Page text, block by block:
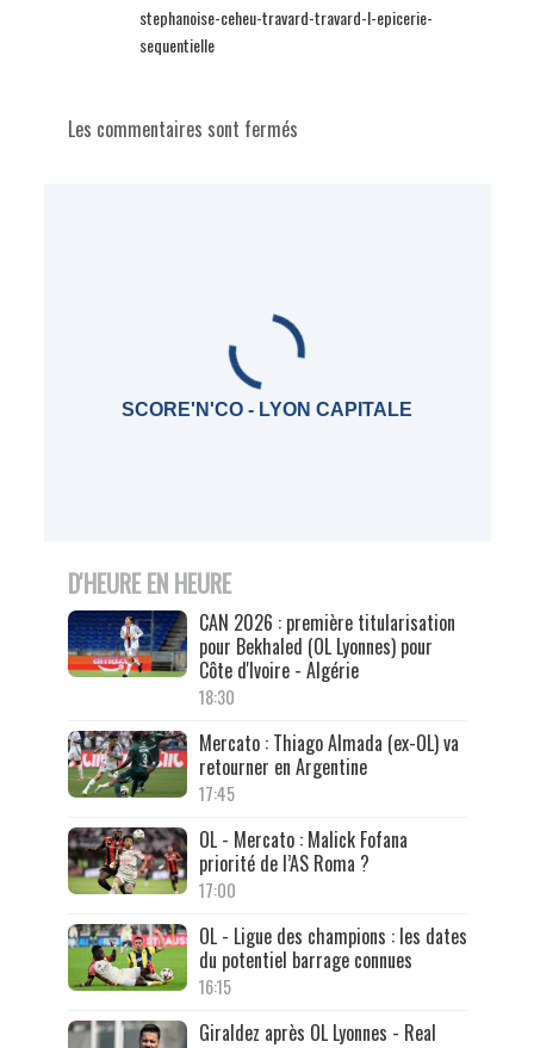
stephanoise-ceheu-travard-travard-l-epicerie-
sequentielle
Les commentaires sont fermés
SCORE'N'CO - LYON CAPITALE
D'HEURE EN HEURE
CAN 2026 : première titularisation
pour Bekhaled (OL Lyonnes) pour
Côte d'Ivoire - Algérie
18:30
Mercato : Thiago Almada (ex-OL) va
retourner en Argentine
17:45
OL - Mercato : Malick Fofana
priorité de l’AS Roma ?
17:00
OL - Ligue des champions : les dates
du potentiel barrage connues
16:15
Giraldez après OL Lyonnes - Real